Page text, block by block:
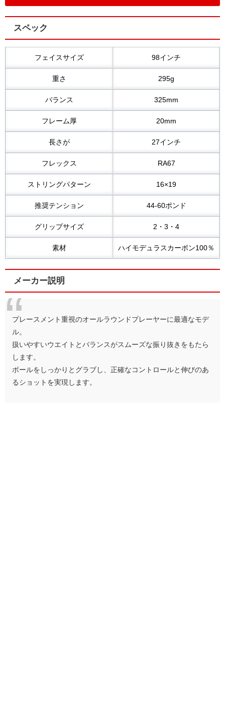
スペック
フェイスサイズ 98インチ
重さ 295g
バランス 325mm
フレーム厚 20mm
長さが 27インチ
フレックス RA67
ストリングパターン 16×19
推奨テンション 44-60ポンド
グリップサイズ 2・3・4
素材 ハイモデュラスカーボン100％
メーカー説明
プレースメント重視のオールラウンドプレーヤーに最適なモデ
ル。
扱いやすいウエイトとバランスがスムーズな振り抜きをもたら
します。
ボールをしっかりとグラブし、正確なコントロールと伸びのあ
るショットを実現します。